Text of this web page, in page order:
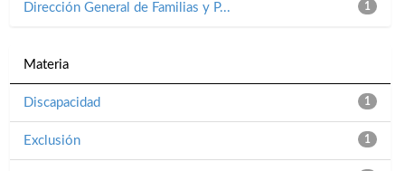
1
Dirección General de Familias y P...
Materia
1
Discapacidad
1
Exclusión